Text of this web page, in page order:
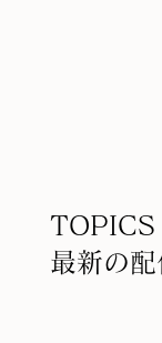
最新の
TOPICS